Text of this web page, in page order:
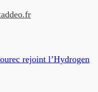
rejoint l’Hydrogen